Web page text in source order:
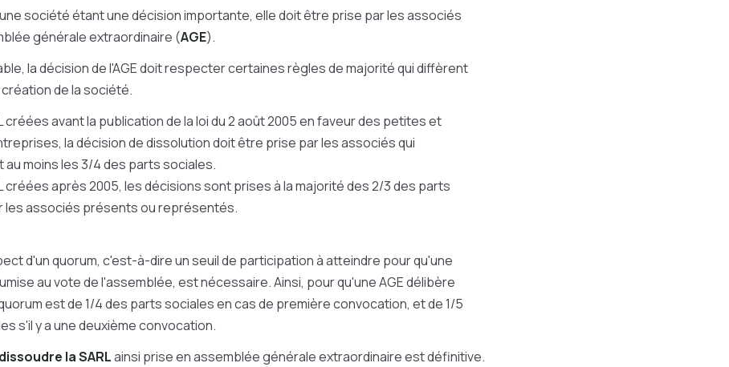
société étant une décision importante, elle doit être prise par les associés
générale extraordinaire (AGE).
la décision de l'AGE doit respecter certaines règles de majorité qui diffèrent
de la société.
créées avant la publication de la loi du 2 août 2005 en faveur des petites et
la décision de dissolution doit être prise par les associés qui
moins les 3/4 des parts sociales.
créées après 2005, les décisions sont prises à la majorité des 2/3 des parts
les associés présents ou représentés.
d'un quorum, c'est-à-dire un seuil de participation à atteindre pour qu'une
au vote de l'assemblée, est nécessaire. Ainsi, pour qu'une AGE délibère
est de 1/4 des parts sociales en cas de première convocation, et de 1/5
s'il y a une deuxième convocation.
la SARLainsi prise en assemblée générale extraordinaire est définitive.